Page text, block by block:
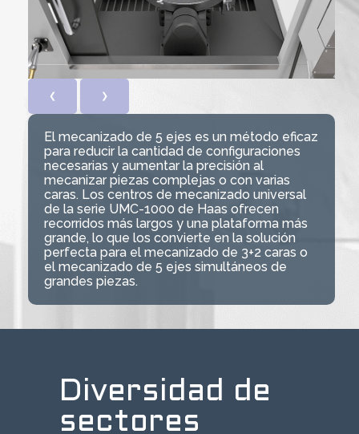
❮ ❯
El mecanizado de 5 ejes es un método eficaz
para reducir la cantidad de configuraciones
necesarias y aumentar la precisión al
mecanizar piezas complejas o con varias
caras. Los centros de mecanizado universal
de la serie UMC-1000 de Haas ofrecen
recorridos más largos y una plataforma más
grande, lo que los convierte en la solución
perfecta para el mecanizado de 3+2 caras o
el mecanizado de 5 ejes simultáneos de
grandes piezas.
Diversidad de
sectores